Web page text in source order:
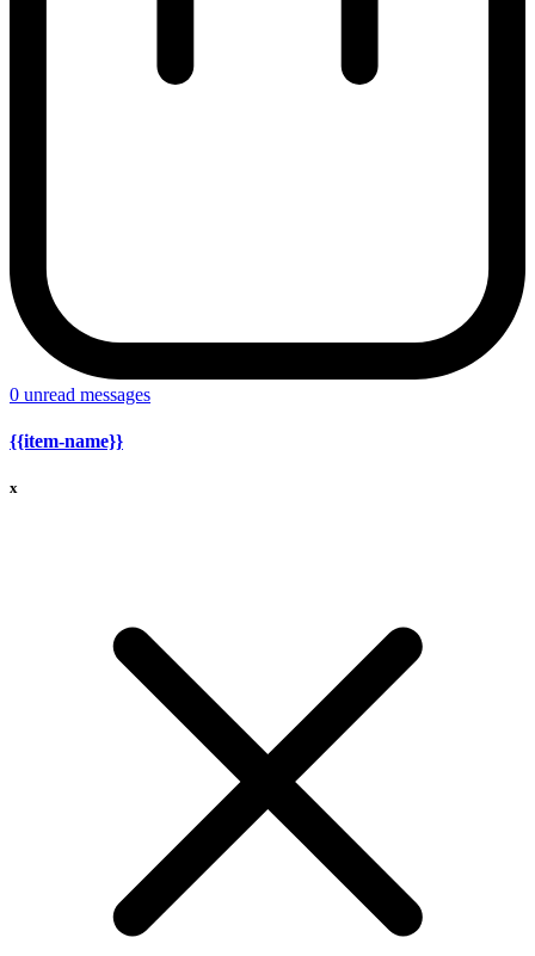
0 unread messages
{{item-name}}
x